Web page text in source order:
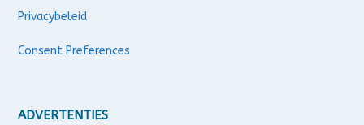
Privacybeleid
Consent Preferences
ADVERTENTIES